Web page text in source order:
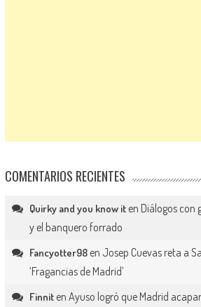
COMENTARIOS RECIENTES
Quirky and you know iten Diálogos con
y el banquero forrado
Fancyotter98en Josep Cuevas reta a
‘Fragancias de Madrid’
Finniten Ayuso logró que Madrid